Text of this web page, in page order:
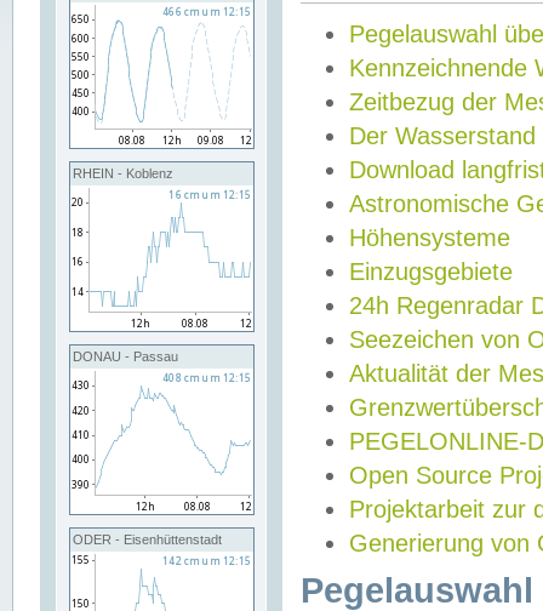
RHEIN - Koblenz
DONAU - Passau
ODER - Eisenhüttenstadt
Pegelauswahl
Kennzeichnende
Zeitbezug der
Der Wasserstand
Download
Astronomische
Höhensysteme
Einzugsgebiete
24h Regenradar
Seezeichen von
Aktualität der
PEGELONLINE-
Open Source
Projektarbeit zur
Generierung von